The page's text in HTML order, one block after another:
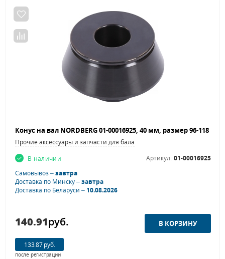
Прочие аксессуары и запчасти для балансировочных станков
В наличии
Артикул: 01-00016925
Самовывоз –завтра
Доставка по Минску –завтра
Доставка по Беларуси –10.08.2026
140.91руб.
133.87 руб.
после регистрации